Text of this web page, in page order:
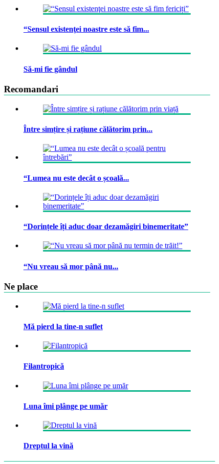
“Sensul existenţei noastre este să fim...
Să-mi fie gândul
Recomandari
Între simțire și rațiune călătorim prin...
“Lumea nu este decât o școală...
“Dorințele îți aduc doar dezamăgiri binemeritate”
“Nu vreau să mor până nu...
Ne place
Mă pierd la tine-n suflet
Filantropică
Luna îmi plânge pe umăr
Dreptul la vină